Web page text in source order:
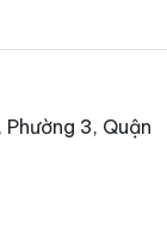
3, Quận